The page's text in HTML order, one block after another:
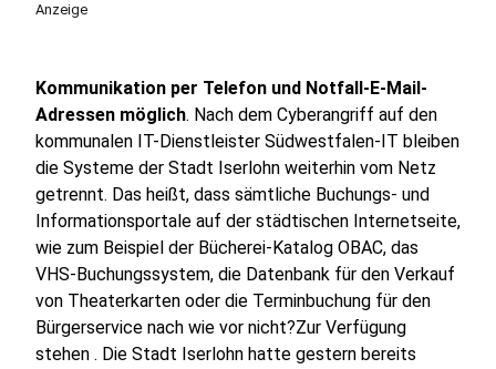
Anzeige
Kommunikation per Telefon und Notfall-E-Mail-
Adressen möglich. Nach dem Cyberangriff auf den
kommunalen IT-Dienstleister Südwestfalen-IT bleiben
die Systeme der Stadt Iserlohn weiterhin vom Netz
getrennt. Das heißt, dass sämtliche Buchungs- und
Informationsportale auf der städtischen Internetseite,
wie zum Beispiel der Bücherei-Katalog OBAC, das
VHS-Buchungssystem, die Datenbank für den Verkauf
von Theaterkarten oder die Terminbuchung für den
Bürgerservice nach wie vor nicht?Zur Verfügung
stehen . Die Stadt Iserlohn hatte gestern bereits